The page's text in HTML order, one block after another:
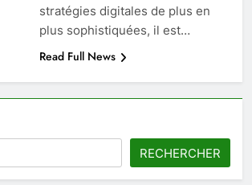
stratégies digitales de plus en
plus sophistiquées, il est…
Read Full News
RECHERCHER